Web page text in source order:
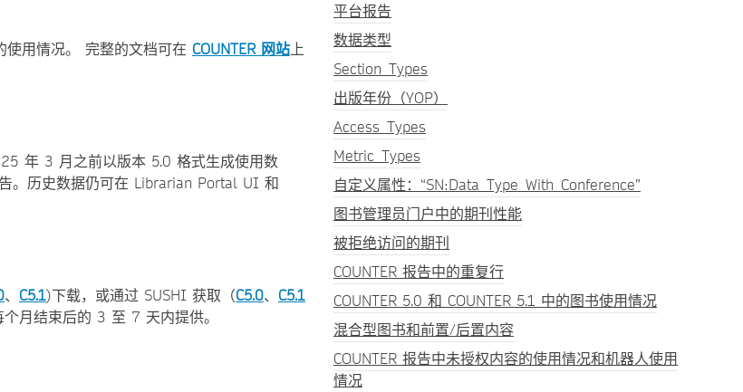
使用情况。 完整的文档可在 COUNTER 网站上
年 3 月之前以版本 5.0 格式生成使用数
。历史数据仍可在 Librarian Portal UI 和
、 C5.1)下载，或通过 SUSHI 获取（C5.0、 C5.1
月结束后的 3 至 7 天内提供。
平台报告
数据类型
Section_Types
出版年份（YOP）
Access_Types
Metric_Types
自定义属性：“SN:Data_Type_With_Conference”
图书管理员门户中的期刊性能
被拒绝访问的期刊
COUNTER 报告中的重复行
COUNTER 5.0 和 COUNTER 5.1 中的图书使用情况
混合型图书和前置/后置内容
COUNTER 报告中未授权内容的使用情况和机器人使用
情况